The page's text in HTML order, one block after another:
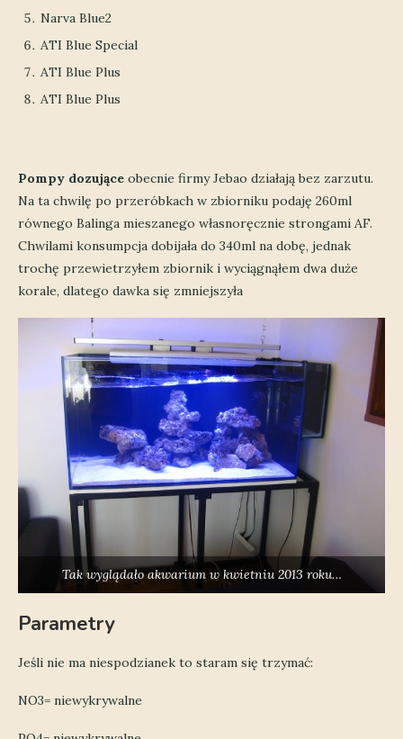
Narva Blue2
ATI Blue Special
ATI Blue Plus
ATI Blue Plus
Pompy dozujące obecnie firmy Jebao działają bez zarzutu.
Na ta chwilę po przeróbkach w zbiorniku podaję 260ml
równego Balinga mieszanego własnoręcznie strongami AF.
Chwilami konsumpcja dobijała do 340ml na dobę, jednak
trochę przewietrzyłem zbiornik i wyciągnąłem dwa duże
korale, dlatego dawka się zmniejszyła
Tak wyglądało akwarium w kwietniu 2013 roku…
Parametry
Jeśli nie ma niespodzianek to staram się trzymać:
NO3= niewykrywalne